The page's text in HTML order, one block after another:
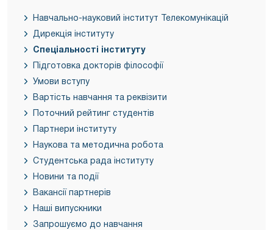
Навчально-науковий інститут Телекомунікацій
Дирекція інституту
Спеціальності інституту
Підготовка докторів філософії
Умови вступу
Вартість навчання та реквізити
Поточний рейтинг студентів
Партнери інституту
Наукова та методична робота
Студентська рада інституту
Новини та події
Вакансії партнерів
Наші випускники
Запрошуємо до навчання